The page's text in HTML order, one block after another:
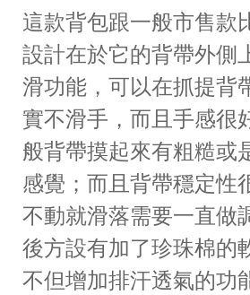
這款背包跟一般市售款
設計在於它的背帶外側
滑功能，可以在抓提背
實不滑手，而且手感很
般背帶摸起來有粗糙或
感覺；而且背帶穩定性
不動就滑落需要一直做
後方設有加了珍珠棉的
不但增加排汗透氣的功